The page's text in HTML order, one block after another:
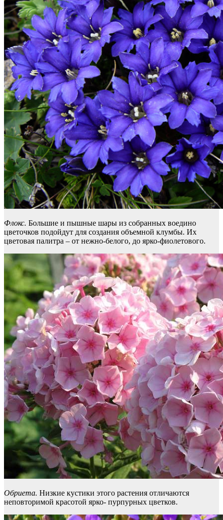
Флокс. Большие и пышные шары из собранных воедино
цветочков подойдут для создания объемной клумбы. Их
цветовая палитра – от нежно-белого, до ярко-фиолетового.
Обриета. Низкие кустики этого растения отличаются
неповторимой красотой ярко- пурпурных цветков.